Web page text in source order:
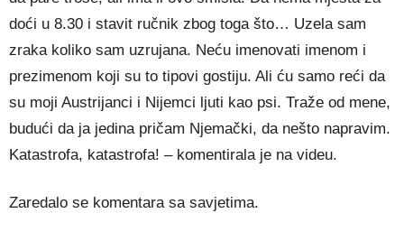
doći u 8.30 i stavit ručnik zbog toga što… Uzela sam
zraka koliko sam uzrujana. Neću imenovati imenom i
prezimenom koji su to tipovi gostiju. Ali ću samo reći da
su moji Austrijanci i Nijemci ljuti kao psi. Traže od mene,
budući da ja jedina pričam Njemački, da nešto napravim.
Katastrofa, katastrofa! – komentirala je na videu.
Zaredalo se komentara sa savjetima.